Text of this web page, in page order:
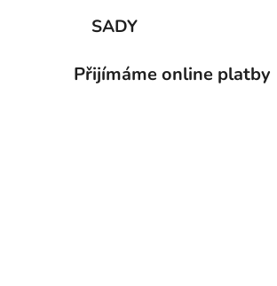
SADY
Přijímáme online platby